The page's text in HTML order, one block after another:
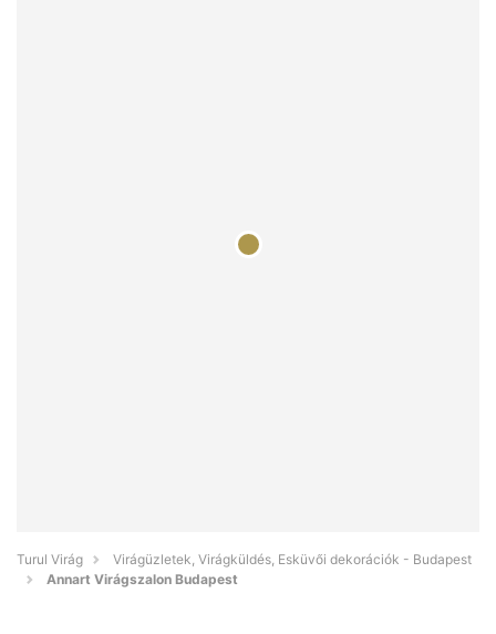
Turul Virág
Virágüzletek, Virágküldés, Esküvői dekorációk - Budapest
Annart Virágszalon Budapest